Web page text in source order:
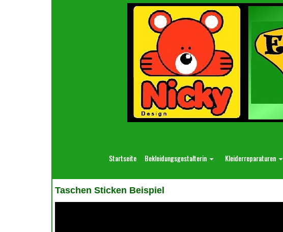
Startseite Bekleidungsgestalterin Kleiderreparaturen
Taschen Sticken Beispiel